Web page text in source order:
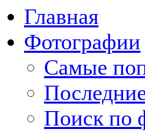
Главная
Фотографии
Cамые
Поиск по